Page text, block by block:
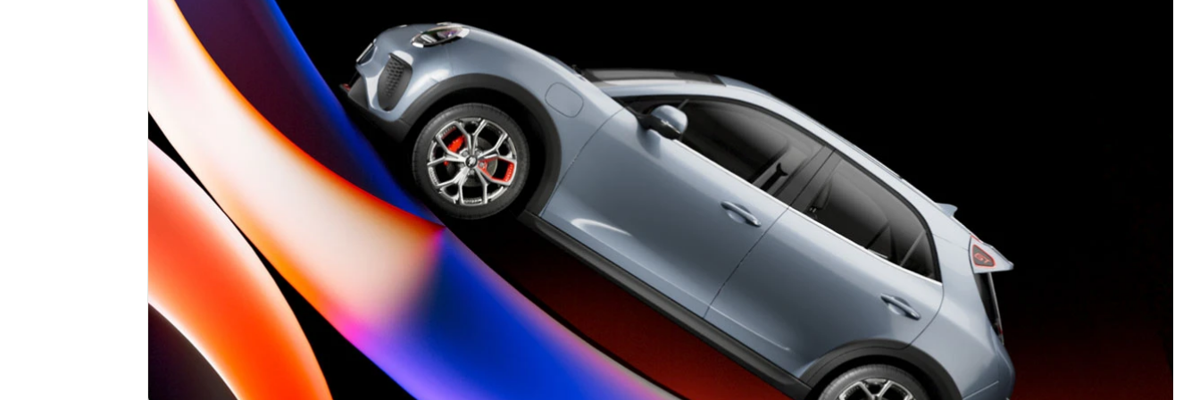
E-
MAIL
TELEFONE